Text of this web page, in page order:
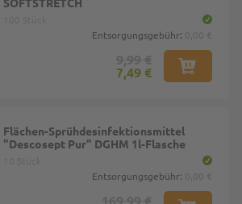
Entsorgungsgebühr:
7,49 €
Flächen-Sprühdesinfektionsmittel
"Descosept Pur" DGHM 1l-Flasche
Entsorgungsgebühr: